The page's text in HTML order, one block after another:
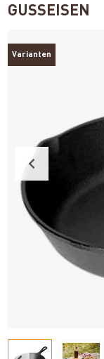
GUSSEISEN
Varianten